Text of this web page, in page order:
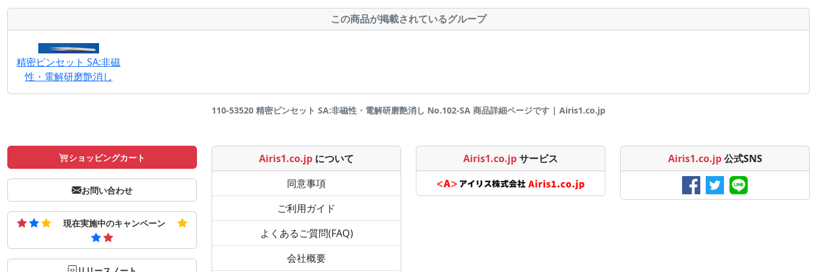
この商品が掲載されているグループ
精密ピンセット SA:非磁
性・電解研磨艶消し
110-53520 精密ピンセット SA:非磁性・電解研磨艶消し No.102-SA 商品詳細ページです | Airis1.co.jp
ショッピングカート
お問い合わせ
現在実施中のキャンペーン
Airis1.co.jp について
同意事項
ご利用ガイド
よくあるご質問(FAQ)
会社概要
Airis1.co.jpサービス Airis1.co.jp 公式SNS